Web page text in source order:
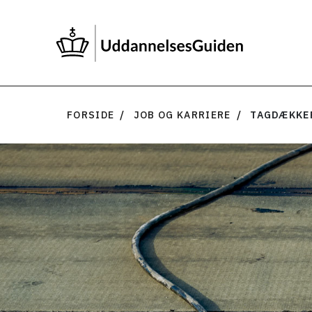
FORSIDE JOB OG KARRIERE